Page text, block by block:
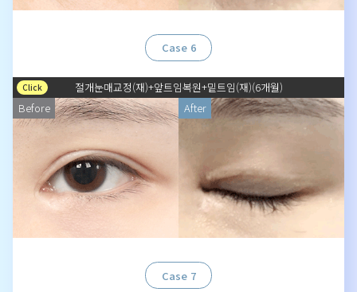
Case 6
절개눈매교정(재)+앞트임복원+밑트임(재)(6개월)
Click
Before After
Case 7